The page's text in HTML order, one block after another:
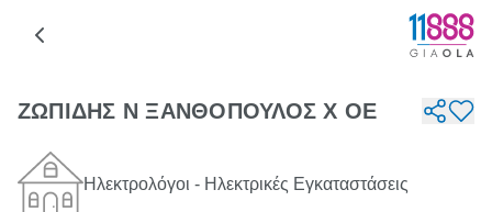
ΖΩΠΙΔΗΣ Ν ΞΑΝΘΟΠΟΥΛΟΣ Χ ΟΕ
Ηλεκτρολόγοι - Ηλεκτρικές Εγκαταστάσεις